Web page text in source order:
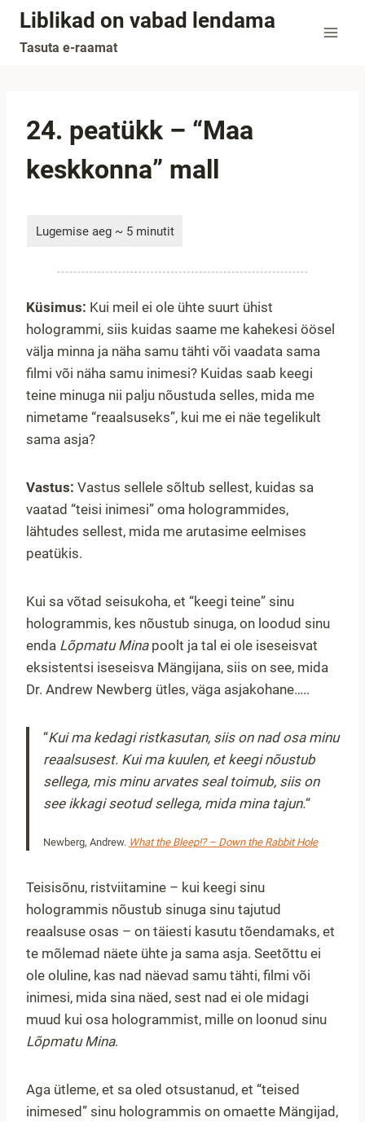
Skip
content
Liblikad on vabad lendama
Tasuta e-raamat
24. peatükk – “Maa
keskkonna” mall
Küsimus: Kui meil ei ole ühte suurt ühist
hologrammi, siis kuidas saame me kahekesi öösel
välja minna ja näha samu tähti või vaadata sama
filmi või näha samu inimesi? Kuidas saab keegi
teine minuga nii palju nõustuda selles, mida me
nimetame “reaalsuseks”, kui me ei näe tegelikult
sama asja?
Vastus: Vastus sellele sõltub sellest, kuidas sa
vaatad “teisi inimesi” oma hologrammides,
lähtudes sellest, mida me arutasime eelmises
peatükis.
Kui sa võtad seisukoha, et “keegi teine” sinu
hologrammis, kes nõustub sinuga, on loodud sinu
enda Lõpmatu Minapoolt ja tal ei ole iseseisvat
eksistentsi iseseisva Mängijana, siis on see, mida
Dr. Andrew Newberg ütles, väga asjakohane…..
“Kui ma kedagi ristkasutan, siis on nad osa minu
reaalsusest. Kui ma kuulen, et keegi nõustub
sellega, mis minu arvates seal toimub, siis on
see ikkagi seotud sellega, mida mina tajun.“
Newberg, Andrew. What the Bleep!? – Down the Rabbit Hole
Teisisõnu, ristviitamine – kui keegi sinu
hologrammis nõustub sinuga sinu tajutud
reaalsuse osas – on täiesti kasutu tõendamaks, et
te mõlemad näete ühte ja sama asja. Seetõttu ei
ole oluline, kas nad näevad samu tähti, filmi või
inimesi, mida sina näed, sest nad ei ole midagi
muud kui osa hologrammist, mille on loonud sinu
Lõpmatu Mina.
Aga ütleme, et sa oled otsustanud, et “teised
inimesed” sinu hologrammis on omaette Mängijad,